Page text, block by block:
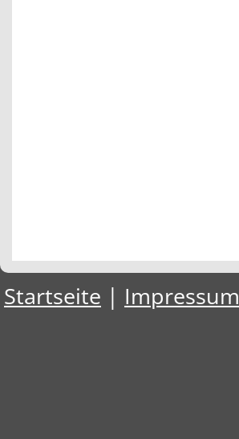
Startseite | Impressum